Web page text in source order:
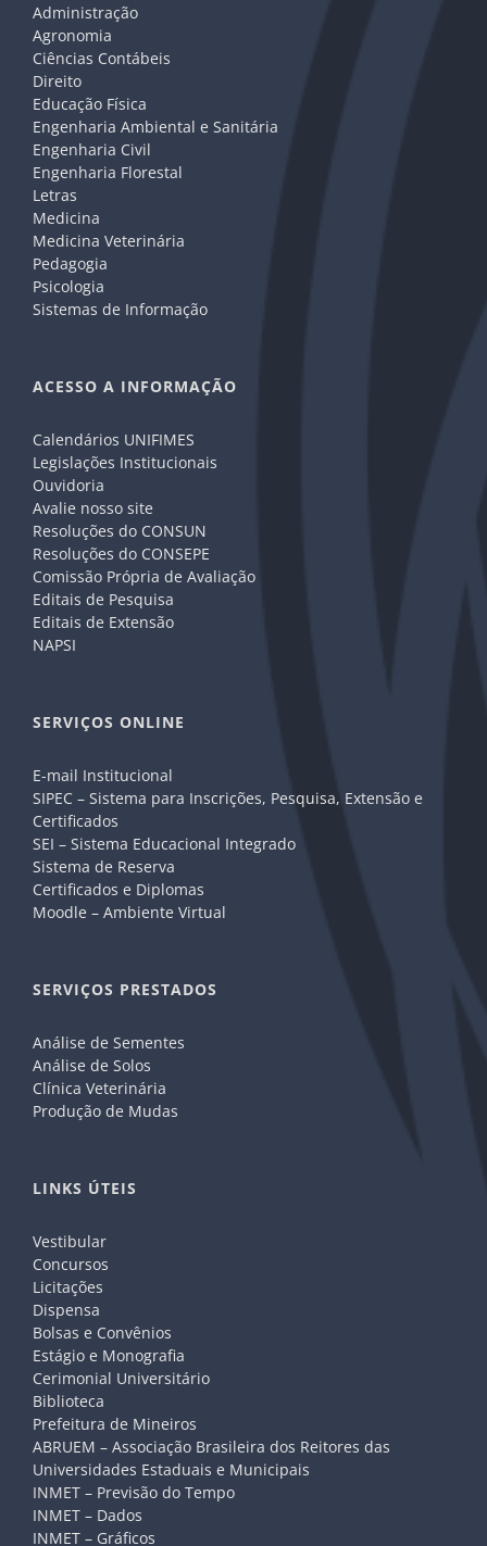
Administração
Agronomia
Ciências Contábeis
Direito
Educação Física
Engenharia Ambiental e Sanitária
Engenharia Civil
Engenharia Florestal
Letras
Medicina
Medicina Veterinária
Pedagogia
Psicologia
Sistemas de Informação
ACESSO A INFORMAÇÃO
Calendários UNIFIMES
Legislações Institucionais
Ouvidoria
Avalie nosso site
Resoluções do CONSUN
Resoluções do CONSEPE
Comissão Própria de Avaliação
Editais de Pesquisa
Editais de Extensão
NAPSI
SERVIÇOS ONLINE
E-mail Institucional
SIPEC – Sistema para Inscrições, Pesquisa, Extensão e
Certificados
SEI – Sistema Educacional Integrado
Sistema de Reserva
Certificados e Diplomas
Moodle – Ambiente Virtual
SERVIÇOS PRESTADOS
Análise de Sementes
Análise de Solos
Clínica Veterinária
Produção de Mudas
LINKS ÚTEIS
Vestibular
Concursos
Licitações
Dispensa
Bolsas e Convênios
Estágio e Monografia
Cerimonial Universitário
Biblioteca
Prefeitura de Mineiros
ABRUEM – Associação Brasileira dos Reitores das
Universidades Estaduais e Municipais
INMET – Previsão do Tempo
INMET – Dados
INMET – Gráficos